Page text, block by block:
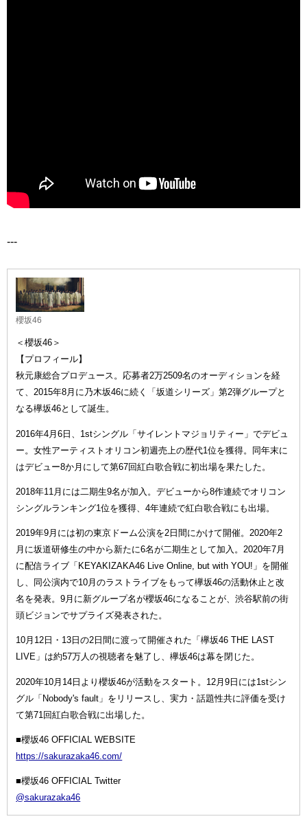
---
櫻坂46
＜櫻坂46＞
【プロフィール】
秋元康総合プロデュース。応募者2万2509名のオーディションを経
て、2015年8月に乃木坂46に続く「坂道シリーズ」第2弾グループと
なる欅坂46として誕生。
2016年4月6日、1stシングル「サイレントマジョリティー」でデビュ
ー。女性アーティストオリコン初週売上の歴代1位を獲得。同年末に
はデビュー8か月にして第67回紅白歌合戦に初出場を果たした。
2018年11月には二期生9名が加入。デビューから8作連続でオリコン
シングルランキング1位を獲得、4年連続で紅白歌合戦にも出場。
2019年9月には初の東京ドーム公演を2日間にかけて開催。2020年2
月に坂道研修生の中から新たに6名が二期生として加入。2020年7月
に配信ライブ「KEYAKIZAKA46 Live Online, but with YOU!」を開催
し、同公演内で10月のラストライブをもって欅坂46の活動休止と改
名を発表。9月に新グループ名が櫻坂46になることが、渋谷駅前の街
頭ビジョンでサプライズ発表された。
10月12日・13日の2日間に渡って開催された「欅坂46 THE LAST
LIVE」は約57万人の視聴者を魅了し、欅坂46は幕を閉じた。
2020年10月14日より櫻坂46が活動をスタート。12月9日には1stシン
グル「Nobody's fault」をリリースし、実力・話題性共に評価を受け
て第71回紅白歌合戦に出場した。
■櫻坂46 OFFICIAL WEBSITE
https://sakurazaka46.com/
■櫻坂46 OFFICIAL Twitter
@sakurazaka46